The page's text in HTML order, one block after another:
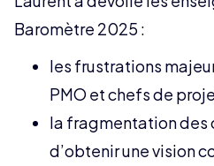
Baromètre 2025 :
les frustrations
PMO et chefs de
la fragmentation des
d’obtenir une vision